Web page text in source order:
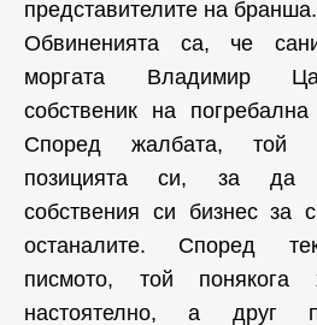
представителите на бранша.
Обвиненията са, че
моргата Владимир
собственик на погребална
Според жалбата, той
позицията си, за да
собствения си бизнес за
останалите. Според
писмото, той понякога
настоятелно, а друг